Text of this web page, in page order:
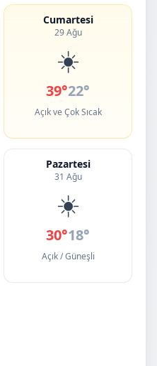
Cumartesi
29 Ağu
☀️
39°22°
Açık ve Çok Sıcak
Pazartesi
31 Ağu
☀️
30°18°
Açık / Güneşli